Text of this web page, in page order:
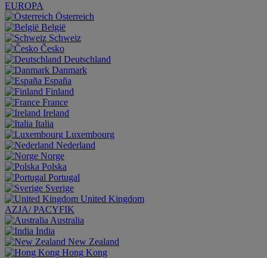
EUROPA
Österreich
België
Schweiz
Česko
Deutschland
Danmark
España
Finland
France
Ireland
Italia
Luxembourg
Nederland
Norge
Polska
Portugal
Sverige
United Kingdom
AZJA/ PACYFIK
Australia
India
New Zealand
Hong Kong